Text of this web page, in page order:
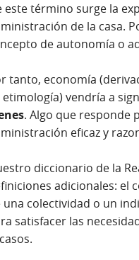
este término surge la
de la casa.
de autonomía o
tanto, economía
etimología) vendría a
. Algo que responde
eficaz y
diccionario de la
adicionales: el
una colectividad o un
satisfacer las